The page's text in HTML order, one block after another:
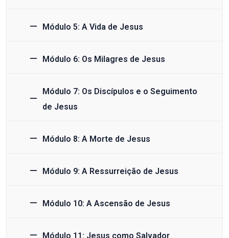
Módulo 5: A Vida de Jesus
Módulo 6: Os Milagres de Jesus
Módulo 7: Os Discípulos e o Seguimento
de Jesus
Módulo 8: A Morte de Jesus
Módulo 9: A Ressurreição de Jesus
Módulo 10: A Ascensão de Jesus
Módulo 11: Jesus como Salvador